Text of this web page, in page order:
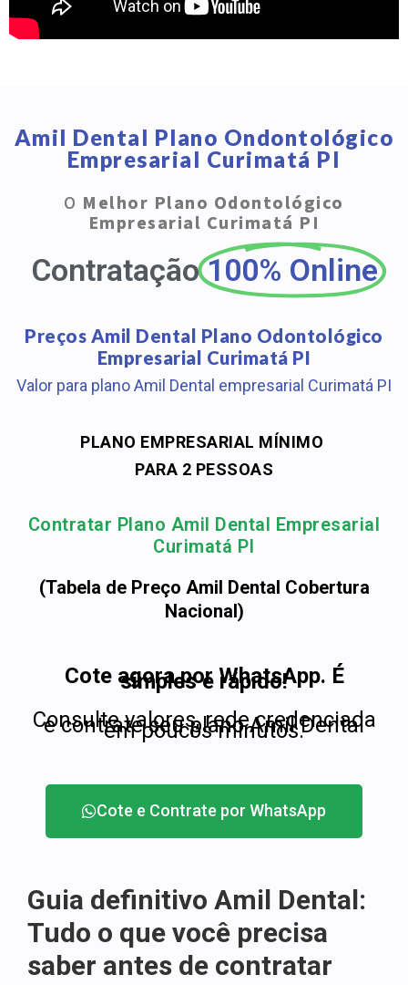
Amil Dental Plano Ondontológico
Empresarial Curimatá PI
O Melhor Plano Odontológico
Empresarial Curimatá PI
Contratação 100% Online
Preços Amil Dental Plano Odontológico
Empresarial Curimatá PI
Valor para plano Amil Dental empresarial Curimatá PI
PLANO EMPRESARIAL MÍNIMO
PARA 2 PESSOAS
Contratar Plano Amil Dental Empresarial
Curimatá PI
(Tabela de Preço Amil Dental Cobertura
Nacional)
Cote agora por WhatsApp. É
simples e rápido!
Consulte valores, rede credenciada
e contrate seu plano Amil Dental
em poucos minutos.
Cote e Contrate por WhatsApp
Guia definitivo Amil Dental:
Tudo o que você precisa
saber antes de contratar